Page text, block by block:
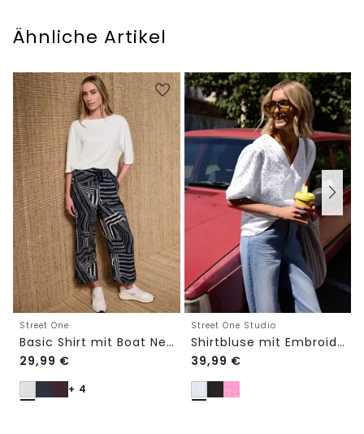
Ähnliche Artikel
Street One
Basic Shirt mit Boat Neck und Elastikbund
29,99 €
+ 4
Street One Studio
Shirtbluse mit Embroidery-Front
39,99 €